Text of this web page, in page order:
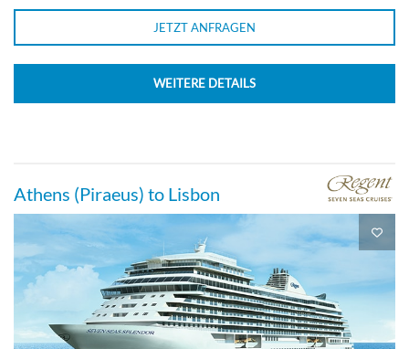
JETZT ANFRAGEN
WEITERE DETAILS
Athens (Piraeus) to Lisbon